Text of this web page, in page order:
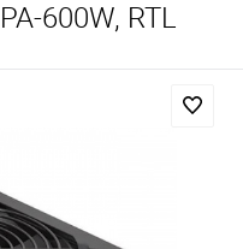
600W, RTL